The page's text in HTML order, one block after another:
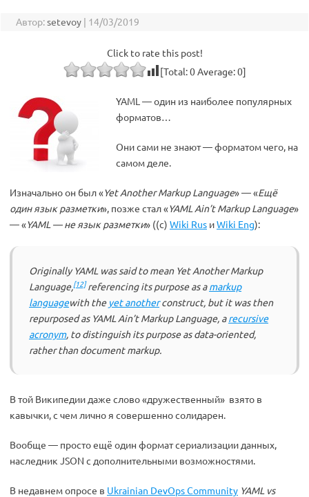
Автор:setevoy | 14/03/2019
Click to rate this post!
[Total:0Average:0]
YAML — один из наиболее популярных
форматов…
Они сами не знают — форматом чего, на
самом деле.
Изначально он был «Yet Another Markup Language» — «Ещё
один язык разметки», позже стал «YAML Ain’t Markup Language»
— «YAML — не язык разметки» ((с) Wiki Rus иWiki Eng):
Originally YAML was said to mean Yet Another Markup
Language,[12]referencing its purpose as amarkup
languagewith the yet anotherconstruct, but it was then
repurposed as YAML Ain’t Markup Language, arecursive
acronym, to distinguish its purpose as data-oriented,
rather than document markup.
В той Википедии даже слово «дружественный» взято в
кавычки, с чем лично я совершенно солидарен.
Вообще — просто ещё один формат сериализации данных,
наследник JSON с дополнительными возможностями.
В недавнем опросе в Ukrainian DevOps Community YAML vs